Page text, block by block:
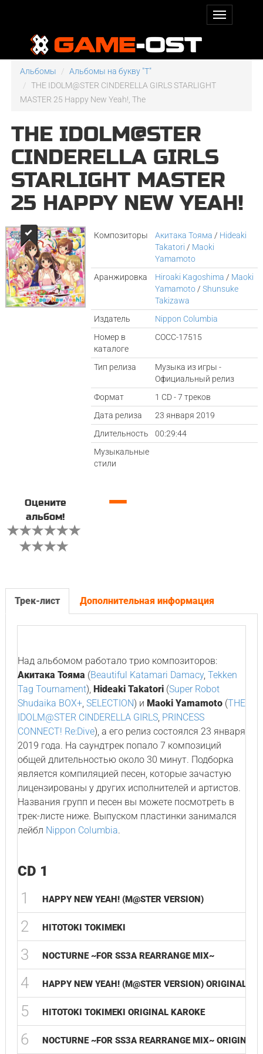
Альбомы
Альбомы на букву "T"
THE IDOLM@STER CINDERELLA GIRLS STARLIGHT
MASTER 25 Happy New Yeah!, The
THE IDOLM@STER
CINDERELLA GIRLS
STARLIGHT MASTER
25 HAPPY NEW YEAH!
Композиторы Акитака Тояма / Hideaki
Takatori / Maoki
Yamamoto
Аранжировка
Hiroaki Kagoshima / Maoki
Yamamoto /Shunsuke
Takizawa
Издатель
Nippon Columbia
Номер в
каталоге
COCC-17515
Тип релиза
Музыка из игры -
Официальный релиз
Формат
1 CD - 7 треков
Дата релиза
23 января 2019
Длительность
00:29:44
Музыкальные
стили
Оцените
альбом!
—
Трек-лист Дополнительная информация
Над альбомом работало трио композиторов:
Акитака Тояма (Beautiful Katamari Damacy, Tekken
Tag Tournament), Hideaki Takatori(Super Robot
Shudaika BOX+, SELECTION) и Maoki Yamamoto(THE
IDOLM@STER CINDERELLA GIRLS, PRINCESS
CONNECT! Re:Dive), а его релиз состоялся 23 января
2019 года. На саундтрек попало 7 композиций
общей длительностью около 30 минут. Подборка
является компиляцией песен, которые зачастую
лицензированы у других исполнителей и артистов.
Названия групп и песен вы можете посмотреть в
трек-листе ниже. Выпуском пластинки занимался
лейбл Nippon Columbia.
CD 1
1 HAPPY NEW YEAH! (M@STER VERSION)
2 HITOTOKI TOKIMEKI
3 NOCTURNE ~FOR SS3A REARRANGE MIX~
4 HAPPY NEW YEAH! (M@STER VERSION) ORIGINAL
5 HITOTOKI TOKIMEKI ORIGINAL KAROKE
6 NOCTURNE ~FOR SS3A REARRANGE MIX~ ORIGINAL